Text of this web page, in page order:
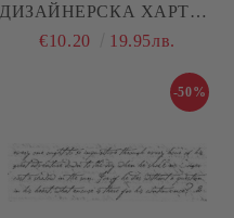
ДИЗАЙНЕРСКА ХАРТИЯ
- SUMMER ADVENTURES
€10.20 19.95лв.
-50%